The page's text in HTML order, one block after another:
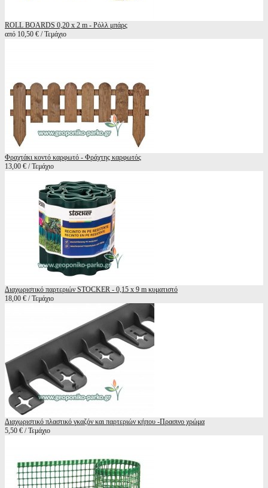
ROLL BOARDS 0,20 x 2 m - Ρόλλ μπάρς
από 10,50 € / Τεμάχιο
Φραχτάκι κοντό καρφωτό - Φράχτης καρφωτός
13,00 € / Τεμάχιο
Διαχωριστικό παρτεριών STOCKER - 0,15 x 9 m κυματιστό
18,00 € / Τεμάχιο
Διαχωριστικό πλαστικό γκαζόν και παρτεριών κήπου -Πρασινο χρώμα
5,50 € / Τεμάχιο